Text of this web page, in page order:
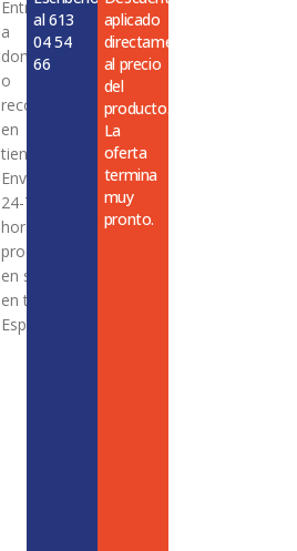
Entrega
a
domicilio
o
recogida
en
tienda
Envío en
24-72
horas en
productos
en stock
en toda
España
al 613
04 54
66
aplicado
directamente
al precio
del
producto.
La
oferta
termina
muy
pronto.